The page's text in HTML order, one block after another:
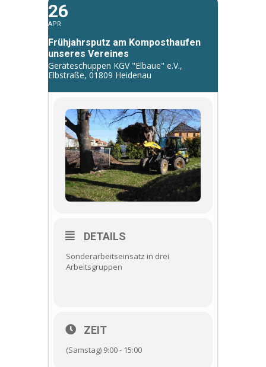
26
APR
Frühjahrsputz am Komposthaufen
unseres Vereines
Geräteschuppen KGV "Elbaue" e.V.,
Elbstraße, 01809 Heidenau
DETAILS
Sonderarbeitseinsatz in drei
Arbeitsgruppen
ZEIT
(Samstag) 9:00 - 15:00